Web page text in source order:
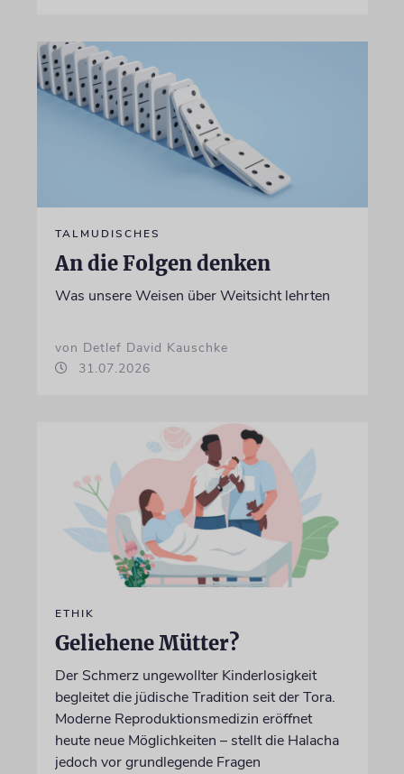
TALMUDISCHES
An die Folgen denken
Was unsere Weisen über Weitsicht lehrten
von Detlef David Kauschke
31.07.2026
ETHIK
Geliehene Mütter?
Der Schmerz ungewollter Kinderlosigkeit
begleitet die jüdische Tradition seit der Tora.
Moderne Reproduktionsmedizin eröffnet
heute neue Möglichkeiten – stellt die Halacha
jedoch vor grundlegende Fragen